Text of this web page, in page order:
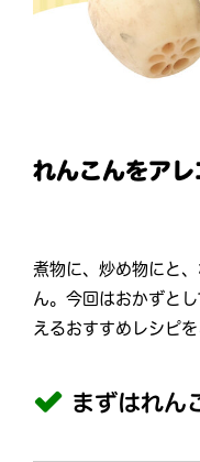
れんこんをア
煮物に、炒め物にと
ん。今回はおかずと
えるおすすめレシピを
まずはれん